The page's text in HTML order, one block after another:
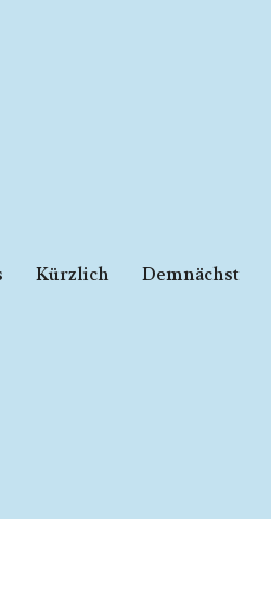
Kürzlich Demnächst